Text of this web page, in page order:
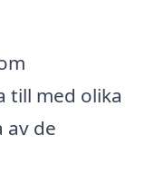
till med olika
av de